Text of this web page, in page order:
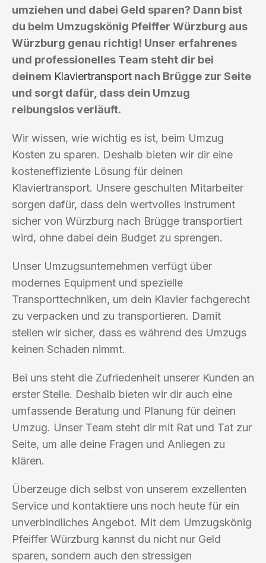
umziehen und dabei Geld sparen? Dann bist
du beim Umzugskönig Pfeiffer Würzburg aus
Würzburg genau richtig! Unser erfahrenes
und professionelles Team steht dir bei
deinem Klaviertransport nach Brügge zur Seite
und sorgt dafür, dass dein Umzug
reibungslos verläuft.
Wir wissen, wie wichtig es ist, beim Umzug
Kosten zu sparen. Deshalb bieten wir dir eine
kosteneffiziente Lösung für deinen
Klaviertransport. Unsere geschulten Mitarbeiter
sorgen dafür, dass dein wertvolles Instrument
sicher von Würzburg nach Brügge transportiert
wird, ohne dabei dein Budget zu sprengen.
Unser Umzugsunternehmen verfügt über
modernes Equipment und spezielle
Transporttechniken, um dein Klavier fachgerecht
zu verpacken und zu transportieren. Damit
stellen wir sicher, dass es während des Umzugs
keinen Schaden nimmt.
Bei uns steht die Zufriedenheit unserer Kunden an
erster Stelle. Deshalb bieten wir dir auch eine
umfassende Beratung und Planung für deinen
Umzug. Unser Team steht dir mit Rat und Tat zur
Seite, um alle deine Fragen und Anliegen zu
klären.
Überzeuge dich selbst von unserem exzellenten
Service und kontaktiere uns noch heute für ein
unverbindliches Angebot. Mit dem Umzugskönig
Pfeiffer Würzburg kannst du nicht nur Geld
sparen, sondern auch den stressigen